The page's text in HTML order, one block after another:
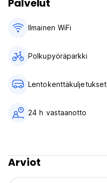
Palvelut
Ilmainen WiFi
Polkupyöräparkki
Lentokenttäkuljetukset
24 h vastaanotto
Arviot